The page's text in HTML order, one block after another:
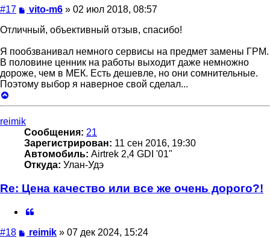
#17 Сообщение
vito-m6» 02 июл 2018, 08:57
Отличный, объективный отзыв, спасибо!
Я пообзванивал немного сервисы на предмет замены ГРМ.
В половине ценник на работы выходит даже немножно
дороже, чем в МЕК. Есть дешевле, но они сомнительные.
Поэтому выбор я наверное свой сделал...
к
началу
reimik
Сообщения: 21
Зарегистрирован: 11 сен 2016, 19:30
Автомобиль: Airtrek 2,4 GDI '01"
Откуда: Улан-Удэ
Re: Цена качество или все же очень дорого?!
#18 Сообщение
reimik» 07 дек 2024, 15:24